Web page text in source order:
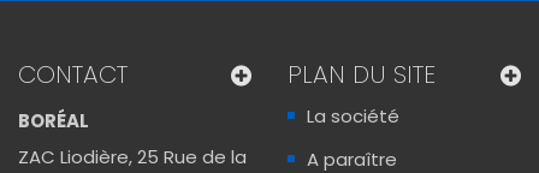
CONTACT
BORÉAL
ZAC Liodière, 25 Rue de la
PLAN DU SITE
La société
A paraître